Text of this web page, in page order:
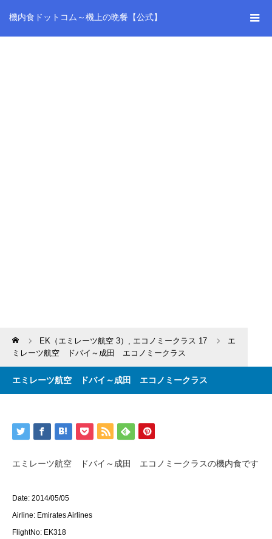
機内食ドットコム～機上の晩餐【公式】
Home EK（エミレーツ航空 3） , エコノミークラス 17
エ
ミレーツ航空 ドバイ～成田 エコノミークラス
エミレーツ航空 ドバイ～成田 エコノミークラス
エミレーツ航空 ドバイ～成田 エコノミークラスの機内食です
Date: 2014/05/05
Airline: Emirates Airlines
FlightNo: EK318